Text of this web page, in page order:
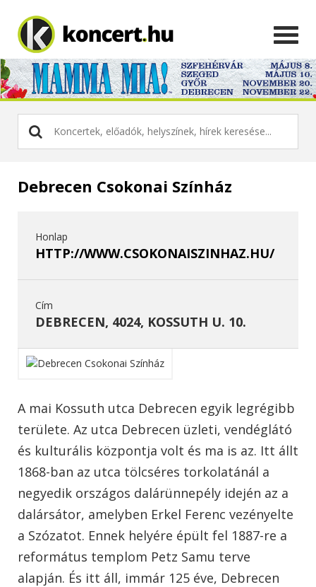
Debrecen Csokonai Színház
Honlap
HTTP://WWW.CSOKONAISZINHAZ.HU/
Cím
DEBRECEN, 4024, KOSSUTH U. 10.
A mai Kossuth utca Debrecen egyik legrégibb
területe. Az utca Debrecen üzleti, vendéglátó
és kulturális központja volt és ma is az. Itt állt
1868-ban az utca tölcséres torkolatánál a
negyedik országos dalárünnepély idején az a
dalársátor, amelyben Erkel Ferenc vezényelte
a Szózatot. Ennek helyére épült fel 1887-re a
református templom Petz Samu terve
alapján. És itt áll, immár 125 éve, Debrecen